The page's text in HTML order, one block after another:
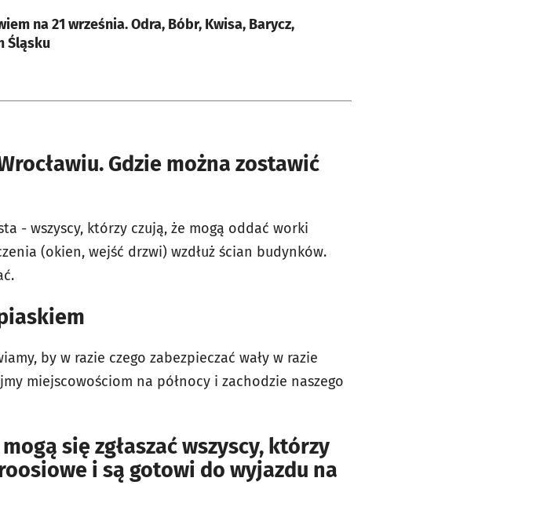
na 21 września. Odra, Bóbr, Kwisa, Barycz,
Śląsku
Gdzie można zostawić
- wszyscy, którzy czują, że mogą oddać worki
(okien, wejść drzwi) wzdłuż ścian budynków.
by w razie czego zabezpieczać wały w razie
miejscowościom na północy i zachodzie naszego
się zgłaszaćwszyscy, którzy
i są gotowi do wyjazdu na